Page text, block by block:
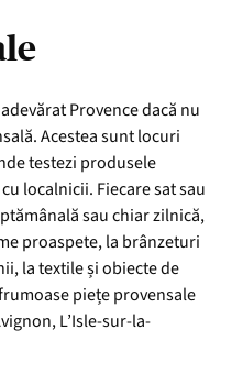
Provence dacă nu
Acestea sunt locuri
testezi produsele
localnicii. Fiecare sat sau
sau chiar zilnică,
proaspete, la brânzeturi
la textile și obiecte de
piețe provensale
L’Isle-sur-la-